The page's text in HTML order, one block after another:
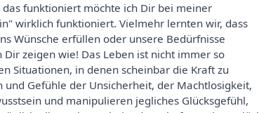
funktioniert möchte ich Dir bei meiner
wirklich funktioniert. Vielmehr lernten wir, dass
Wünsche erfüllen oder unsere Bedürfnisse
zeigen wie! Das Leben ist nicht immer so
Situationen, in denen scheinbar die Kraft zu
Gefühle der Unsicherheit, der Machtlosigkeit,
und manipulieren jegliches Glücksgefühl,